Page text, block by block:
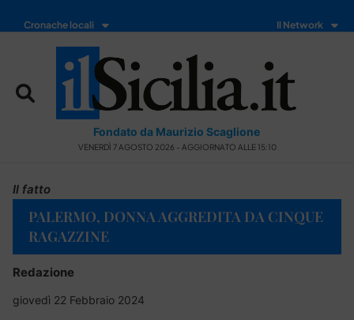
Cronache locali Il Network
Fondato da Maurizio Scaglione
VENERDÌ 7 AGOSTO 2026 - AGGIORNATO ALLE 15:10
Il fatto
PALERMO, DONNA AGGREDITA DA CINQUE
RAGAZZINE
Redazione
giovedì 22 Febbraio 2024